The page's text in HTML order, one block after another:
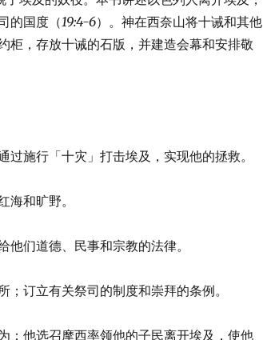
的国度（19:4-6）。神在西奈山将十诫和其他
柜，存放十诫的石版，并建造会幕和安排敬
施行「十灾」打击埃及，实现他的拯救。
海和旷野。
们道德、民事和宗教的法律。
订立有关祭司的制度和崇拜的条例。
：他选召摩西率领他的子民离开埃及，使他